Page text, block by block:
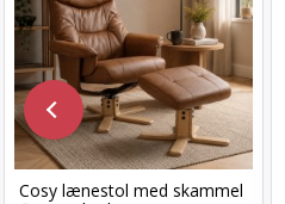
Cosy lænestol med skammel